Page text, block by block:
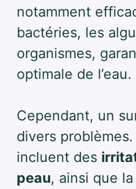
notamment
bactéries, les
organismes,
optimale de l’eau.
Cependant, un
divers
incluent des
peau, ainsi que